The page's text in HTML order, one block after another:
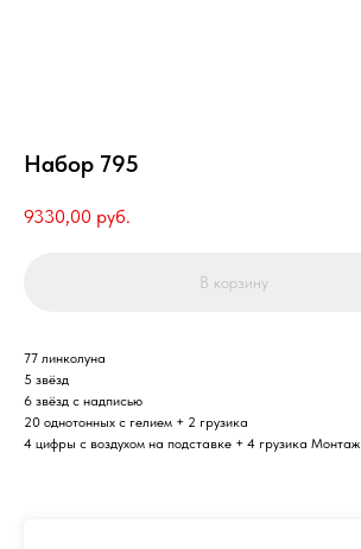
Набор 795
9330,00 руб.
В корзину
77 линколуна
5 звёзд
6 звёзд с надписью
20 однотонных с гелием + 2 грузика
4 цифры с воздухом на подставке + 4 грузика Монтаж